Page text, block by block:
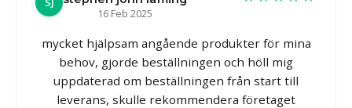
16 Feb 2025
mycket hjälpsam angående produkter för mina
behov, gjorde beställningen och höll mig
uppdaterad om beställningen från start till
leverans, skulle rekommendera företaget